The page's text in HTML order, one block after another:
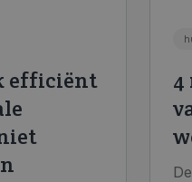
efficiënt
4